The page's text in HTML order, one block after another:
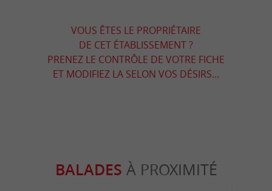
VOUS ÊTES LE PROPRIÉTAIRE
DE CET ÉTABLISSEMENT ?
PRENEZ LE CONTRÔLE DE VOTRE FICHE
ET MODIFIEZ LA SELON VOS DÉSIRS...
BALADES À PROXIMITÉ